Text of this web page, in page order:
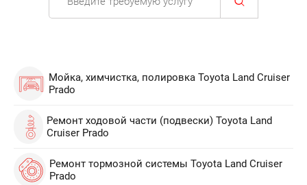
Мойка, химчистка, полировка Toyota Land Cruiser
Prado
Ремонт ходовой части (подвески) Toyota Land
Cruiser Prado
Ремонт тормозной системы Toyota Land Cruiser
Prado